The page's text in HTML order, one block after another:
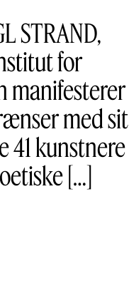
STRAND,
for
manifesterer
med sit
41 kunstnere
[…]